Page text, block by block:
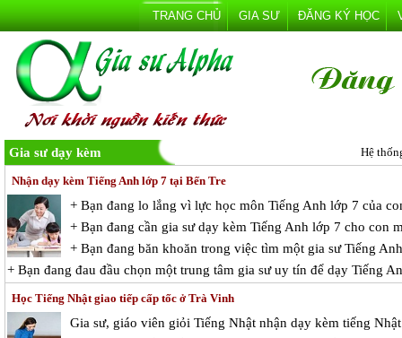
TRANG CHỦ GIA SƯ ĐĂNG KÝ HỌC
Gia sư dạy kèm Hệ
Nhận dạy kèm Tiếng Anh lớp 7 tại Bến Tre
+ Bạn đang lo lắng vì lực học môn Tiếng Anh lớp 7 của
+ Bạn đang cần gia sư dạy kèm Tiếng Anh lớp 7 cho con
+ Bạn đang băn khoăn trong việc tìm một gia sư Tiếng
+ Bạn đang đau đầu chọn một trung tâm gia sư uy tín để dạy Tiếng
Học Tiếng Nhật giao tiếp cấp tốc ở Trà Vinh
Gia sư, giáo viên giỏi Tiếng Nhật nhận dạy kèm tiếng